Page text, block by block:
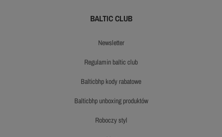
BALTIC CLUB
newsletter
regulamin baltic club
balticbhp kody rabatowe
balticbhp unboxing produktów
roboczy styl